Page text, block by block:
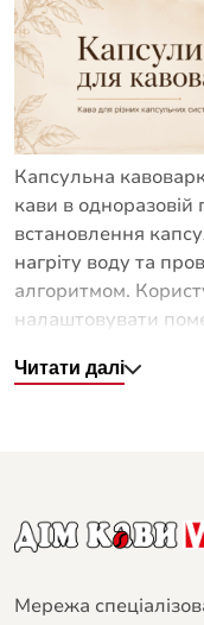
Капсульна
кави в одноразовій
встановлення
нагріту воду та
алгоритмом.
налаштовувати
Капсульна
будь-якого
Капсульна кава
об’ємом чашки. В
Читати далі
Мережа